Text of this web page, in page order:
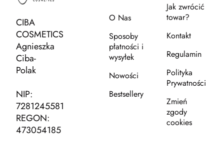
CIBA
COSMETICS
Agnieszka
Ciba-
Polak
NIP:
7281245581
REGON:
473054185
O Nas
Sposoby
płatności i
wysyłek
Nowości
Bestsellery
Jak zwrócić
towar?
Kontakt
Regulamin
Polityka
Prywatności
Zmień
zgody
cookies